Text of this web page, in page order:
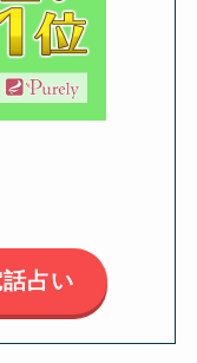
話占い